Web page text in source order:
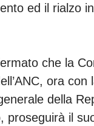
ed il rialzo
che la
ora con
della
proseguirà il